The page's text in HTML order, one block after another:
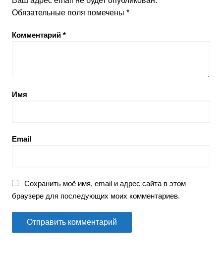
Обязательные поля помечены *
Комментарий *
Имя
Email
Сохранить моё имя, email и адрес сайта в этом
браузере для последующих моих комментариев.